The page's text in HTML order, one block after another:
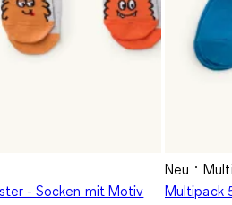
- Socken mit Motiv
Neu
Multipack